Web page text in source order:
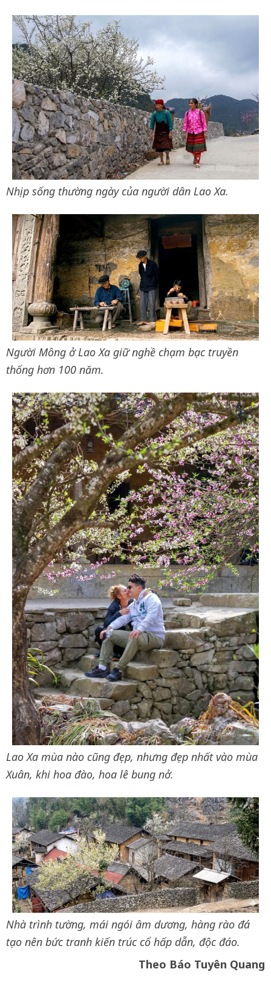
Nhịp sống thường ngày của người dân Lao Xa.
Người Mông ở Lao Xa giữ nghề chạm bạc truyền
thống hơn 100 năm.
Lao Xa mùa nào cũng đẹp, nhưng đẹp nhất vào mùa
Xuân, khi hoa đào, hoa lê bung nở.
Nhà trình tường, mái ngói âm dương, hàng rào đá
tạo nên bức tranh kiến trúc cổ hấp dẫn, độc đáo.
Theo Báo Tuyên Quang